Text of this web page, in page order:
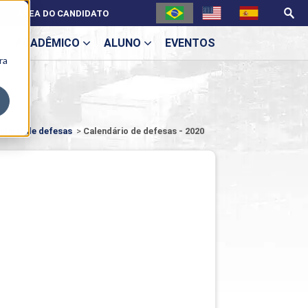
ACADÊMICO ALUNO EVENTOS
ÁREA DO CANDIDATO
de defesas > Calendário de defesas - 2020